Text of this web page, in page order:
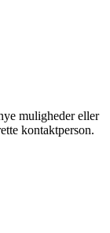
muligheder eller
kontaktperson.